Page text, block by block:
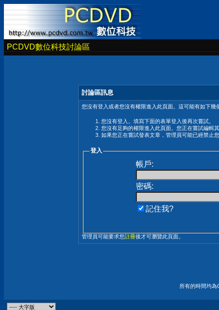
PCDVD數位科技討論區
討論區訊息
您沒有登入或者您沒有權限進入此頁面。這可能有如下幾
您沒有登入。填寫下面的表單登入後再次嘗試。
您沒有足夠的權限進入此頁面。您正在嘗試編輯
如果您正在嘗試發表文章，管理員可能已經禁止
登入
帳戶:
密碼:
記住我?
管理員可能要求您註冊後才可瀏覽此頁面。
所有的時間均為